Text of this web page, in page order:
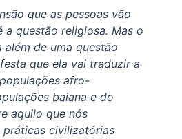
que as pessoas vão
questão religiosa. Mas o
além de uma questão
que ela vai traduzir a
afro-
baiana e do
aquilo que nós
práticas civilizatórias